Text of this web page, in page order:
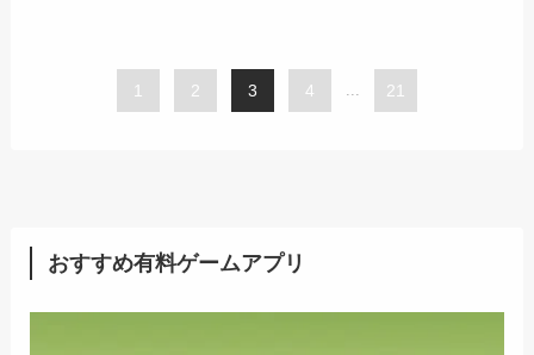
1 2 3 4 21
おすすめ有料ゲームアプリ